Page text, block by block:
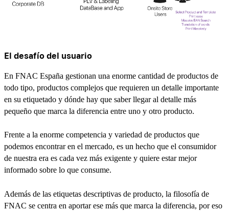
El desafío del usuario
En FNAC España gestionan una enorme cantidad de productos de
todo tipo, productos complejos que requieren un detalle importante
en su etiquetado y dónde hay que saber llegar al detalle más
pequeño que marca la diferencia entre uno y otro producto.
Frente a la enorme competencia y variedad de productos que
podemos encontrar en el mercado, es un hecho que el consumidor
de nuestra era es cada vez más exigente y quiere estar mejor
informado sobre lo que consume.
Además de las etiquetas descriptivas de producto, la filosofía de
FNAC se centra en aportar ese más que marca la diferencia, por eso